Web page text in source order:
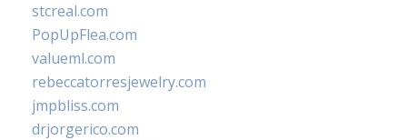
stcreal.com
PopUpFlea.com
valueml.com
rebeccatorresjewelry.com
jmpbliss.com
drjorgerico.com